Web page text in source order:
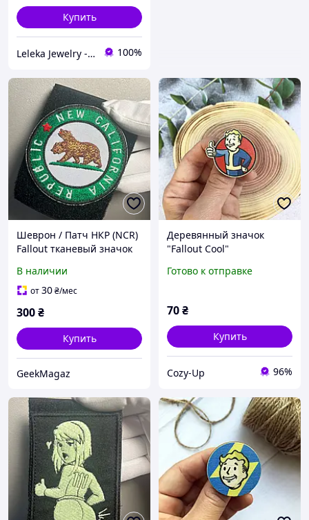
Купить
Leleka Jewelry - интернет магазин ювелирных изделий 100%
Шеврон / Патч НКР (NCR)
Fallout тканевый значок
В наличии
от30₴/мес
300₴
Купить
GeekMagaz
Деревянный значок
"Fallout Cool"
Готово к отправке
70₴
Купить
Cozy-Up 96%